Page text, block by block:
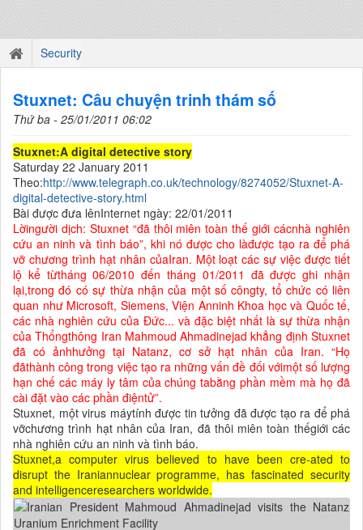
Security
Stuxnet: Câu chuyện trinh thám số
Thứ ba - 25/01/2011 06:02
Stuxnet:A digital detective story
Saturday 22 January 2011
Theo:http://www.telegraph.co.uk/technology/8274052/Stuxnet-A-
digital-detective-story.html
Bài được đưa lênInternet ngày: 22/01/2011
Lờingười dịch: Stuxnet “đã thôi miên toàn thế giới cácnhà nghiên
cứu an ninh và tình báo”, khi nó được cho làđược tạo ra để phá
vỡ chương trình hạt nhân củaIran. Một loạt các sự việc được tiết
lộ kể từtháng 06/2010 đến tháng 01/2011 đã được ghi nhận
lại,trong đó có sự thừa nhận của một sốcôngty, tổ chức có liên
quan như Microsoft, Siemens, Viện Anninh Khoa học và Quốc tế,
các nhà nghiên cứu của Đức... và đặc biệt nhất là sự thừa nhận
của Thổngthông Iran Mahmoud Ahmadinejad khẳng định Stuxnet
đã có ảnhhưởng tại Natanz, cơ sở hạt nhân của Iran. “Họ
đãthành công trong việc tạo ra những vấn đề đối vớimột số lượng
hạn chế các máy ly tâm của chúng tabằng phần mềm mà họ đã
cài đặt vào các phần điệntử”.
Stuxnet, một virus máytính được tin tưởng đã được tạo ra để phá
vỡchương trình hạt nhân của Iran, đã thôi miên toàn thếgiới các
nhà nghiên cứu an ninh và tình báo.
Stuxnet,a computer virus believed to have been cre-ated to
disrupt the Iraniannuclear programme, has fascinated security
and intelligenceresearchers worldwide.